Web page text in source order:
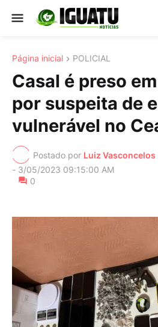
Página inicial POLICIAL
Casal é preso
por suspeita de
vulnerável no
Postado por Luiz Vasconcelos
- 3/05/2023 09:15:00 AM
0